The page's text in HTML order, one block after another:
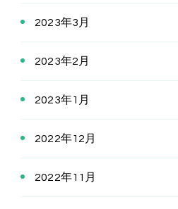
2023年3月
2023年2月
2023年1月
2022年12月
2022年11月